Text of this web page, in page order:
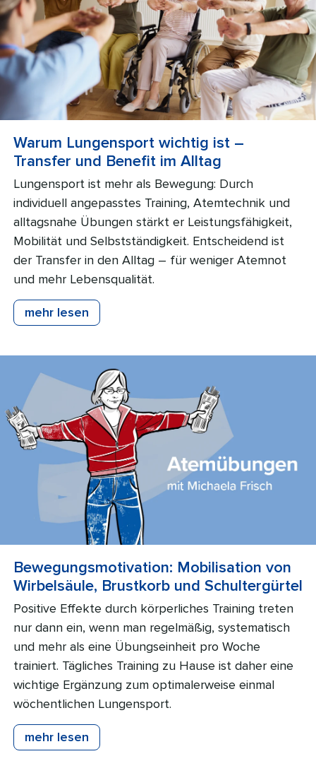
Warum Lungensport wichtig ist –
Transfer und Benefit im Alltag
Lungensport ist mehr als Bewegung: Durch
individuell angepasstes Training, Atemtechnik und
alltagsnahe Übungen stärkt er Leistungsfähigkeit,
Mobilität und Selbstständigkeit. Entscheidend ist
der Transfer in den Alltag – für weniger Atemnot
und mehr Lebensqualität.
mehr lesen
Bewegungsmotivation: Mobilisation von
Wirbelsäule, Brustkorb und Schultergürtel
Positive Effekte durch körperliches Training treten
nur dann ein, wenn man regelmäßig, systematisch
und mehr als eine Übungseinheit pro Woche
trainiert. Tägliches Training zu Hause ist daher eine
wichtige Ergänzung zum optimalerweise einmal
wöchentlichen Lungensport.
mehr lesen